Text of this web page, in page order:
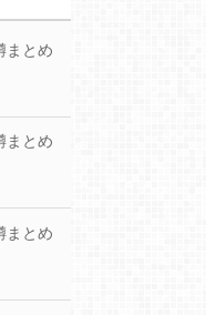
まとめ
まとめ
まとめ